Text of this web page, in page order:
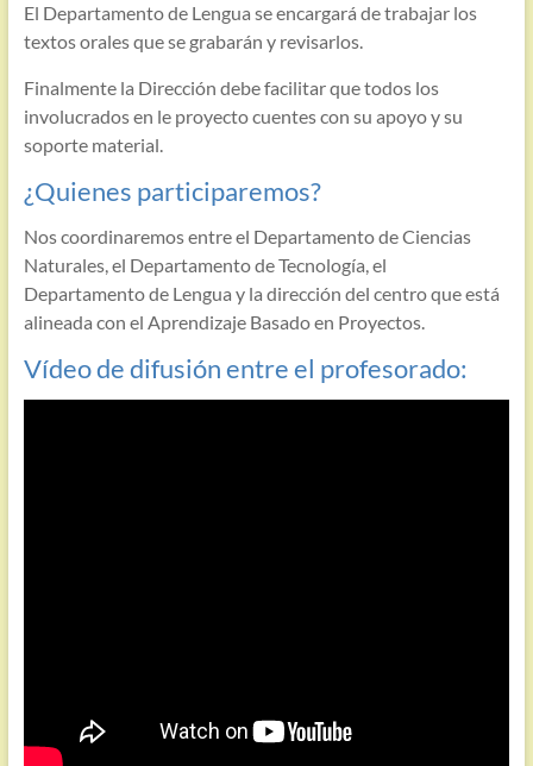
El Departamento de Lengua se encargará de trabajar los
textos orales que se grabarán y revisarlos.
Finalmente la Dirección debe facilitar que todos los
involucrados en le proyecto cuentes con su apoyo y su
soporte material.
¿Quienes participaremos?
Nos coordinaremos entre el Departamento de Ciencias
Naturales, el Departamento de Tecnología, el
Departamento de Lengua y la dirección del centro que está
alineada con el Aprendizaje Basado en Proyectos.
Vídeo de difusión entre el profesorado: